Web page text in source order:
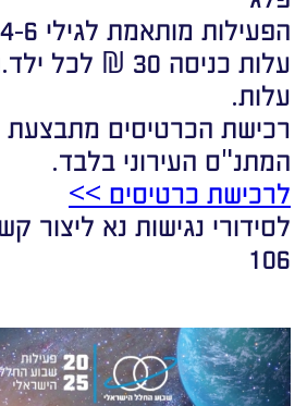
הפעילות מותאמת לגילי 4-6 שנים.
עלות כניסה 30 ₪
עלות.
רכישת הכרטיסים
המתנ"ס העירוני בלבד.
לרכישת כרטיסים >>
לסידורי נגישות נא ליצור
106